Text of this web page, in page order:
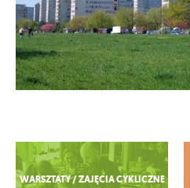
Zobacz więcej
WARSZTATY / ZAJĘCIA CYKLICZNE